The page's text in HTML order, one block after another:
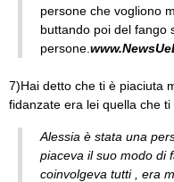
persone che vogliono
buttando poi del fango
persone.
7)Hai detto che ti è piaciuta
fidanzate era lei quella che
Alessia è stata una
piaceva il suo modo di
coinvolgeva tutti , era